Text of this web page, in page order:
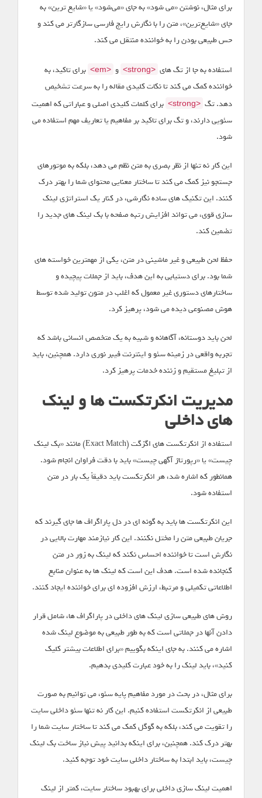
برای مثال، نوشتن «می شود» به جای «می‌شود» یا «شایع ترین» به
جای «شایع‌ترین»، متن را با نگارش رایج فارسی سازگارتر می کند و
حس طبیعی بودن را به خواننده منتقل می کند.
استفاده به جا از تگ های <strong> و <em>
برای تاکید، به
خواننده کمک می کند تا نکات کلیدی مقاله را به سرعت تشخیص
دهد. تگ <strong>
برای کلمات کلیدی اصلی و عباراتی که اهمیت
سئویی دارند، و تگ برای تاکید بر مفاهیم یا تعاریف مهم استفاده می
شود.
این کار نه تنها از نظر بصری به متن نظم می دهد، بلکه به موتورهای
جستجو نیز کمک می کند تا ساختار معنایی محتوای شما را بهتر درک
کنند. این تکنیک های ساده نگارشی، در کنار یک استراتژی لینک
سازی قوی، می تواند افزایش رتبه صفحه با بک لینک های جدید را
تضمین کند.
حفظ لحن طبیعی و غیر ماشینی در متن، یکی از مهمترین خواسته های
شما بود. برای دستیابی به این هدف، باید از جملات پیچیده و
ساختارهای دستوری غیر معمول که اغلب در متون تولید شده توسط
هوش مصنوعی دیده می شود، پرهیز کرد.
لحن باید دوستانه، آگاهانه و شبیه به یک متخصص انسانی باشد که
تجربه واقعی در زمینه سئو و اینترنت فیبر نوری دارد. همچنین، باید
از تبلیغ مستقیم و زننده خدمات پرهیز کرد.
مدیریت انکرتکست ها و لینک
های داخلی
استفاده از انکرتکست های اگزگت (Exact Match) مانند «بک لینک
چیست» یا «رپورتاژ آگهی چیست» باید با دقت فراوان انجام شود.
همانطور که اشاره شد، هر انکرتکست باید دقیقاً یک بار در متن
استفاده شود.
این انکرتکست ها باید به گونه ای در دل پاراگراف ها جای گیرند که
جریان طبیعی متن را مختل نکنند. این کار نیازمند مهارت بالایی در
نگارش است تا خواننده احساس نکند که لینک به زور در متن
گنجانده شده است. هدف این است که لینک ها به عنوان منابع
اطلاعاتی تکمیلی و مرتبط، ارزش افزوده ای برای خواننده ایجاد کنند.
روش های طبیعی سازی لینک های داخلی در پاراگراف ها، شامل قرار
دادن آنها در جملاتی است که به طور طبیعی به موضوع لینک شده
اشاره می کنند. به جای اینکه بگوییم «برای اطلاعات بیشتر کلیک
کنید»، باید لینک را به خود عبارت کلیدی بدهیم.
برای مثال، در بحث در مورد مفاهیم پایه سئو، می توانیم به صورت
طبیعی از انکرتکست استفاده کنیم. این کار نه تنها سئو داخلی سایت
را تقویت می کند، بلکه به گوگل کمک می کند تا ساختار سایت شما را
بهتر درک کند. همچنین، برای اینکه بدانید پیش نیاز ساخت بک لینک
چیست، باید ابتدا به ساختار داخلی سایت خود توجه کنید.
اهمیت لینک سازی داخلی برای بهبود ساختار سایت، کمتر از لینک